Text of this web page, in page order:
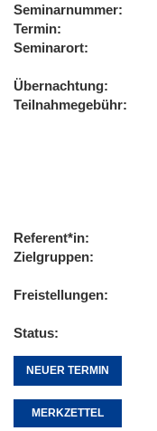
Seminarnummer
Termin
Seminarort
Übernachtung
Teilnahmegebühr
Referent*in
Zielgruppen
Freistellungen
Status
NEUER TERMIN
MERKZETTEL